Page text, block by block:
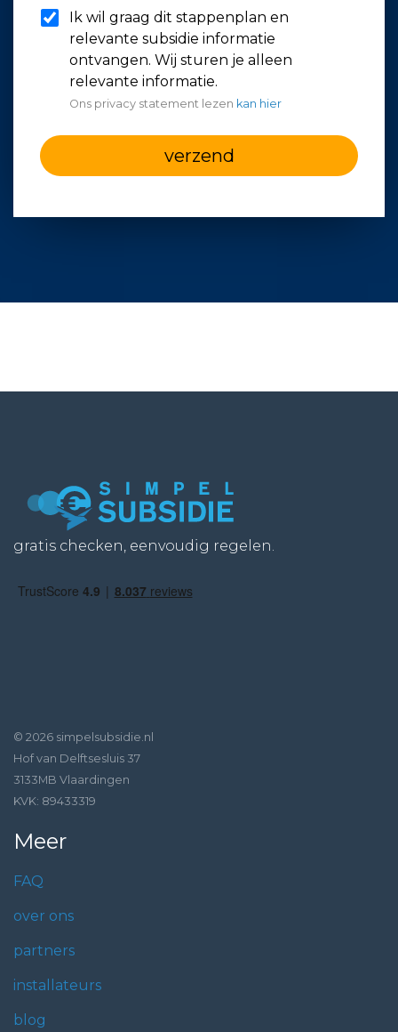
Ik wil graag dit stappenplan en
relevante subsidie informatie
ontvangen. Wij sturen je alleen
relevante informatie.
Ons privacy statement lezen kan hier
verzend
gratis checken, eenvoudig regelen.
© 2026 simpelsubsidie.nl
Hof van Delftsesluis 37
3133MB Vlaardingen
KVK: 89433319
Meer
FAQ
over ons
partners
installateurs
blog